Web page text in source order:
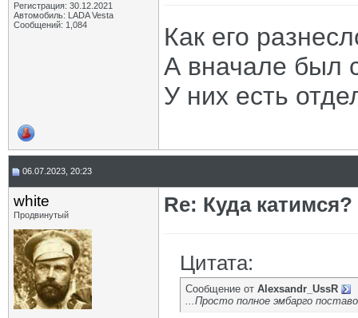
Регистрация: 30.12.2021
Автомобиль: LADA Vesta
Сообщений: 1,084
Как его
А вначале был
У них есть
06.07.2023, 20:23
white
Продвинутый Re: Куда катимся?
Цитата:
Сообщение от Alexsandr_UssR
...Просто полное эмбарго